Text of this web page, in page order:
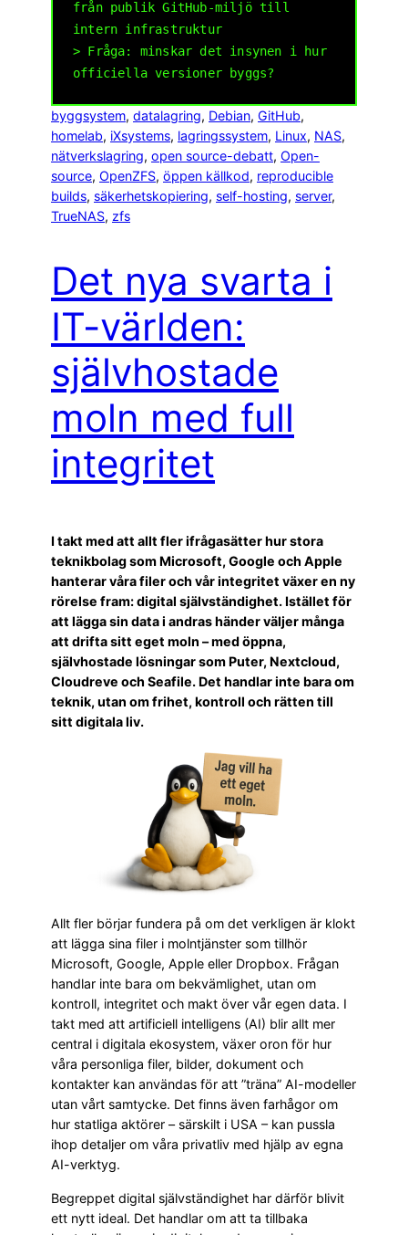
från publik GitHub-miljö till
intern infrastruktur
> Fråga: minskar det insynen i hur
byggsystem, datalagring, Debian, GitHub
homelab, iXsystems, lagringssystem, Linux, NAS
nätverkslagring, open source-debatt, Open-
source, OpenZFS, öppen källkod, reproducible
builds, säkerhetskopiering, self-hosting, server
TrueNAS, zfs
Det nya svarta i
IT-världen:
självhostade
moln med full
integritet
I takt med att allt fler ifrågasätter hur stora
teknikbolag som Microsoft, Google och Apple
hanterar våra filer och vår integritet växer en ny
rörelse fram: digital självständighet. Istället för
att lägga sin data i andras händer väljer många
att drifta sitt eget moln – med öppna,
självhostade lösningar som Puter, Nextcloud,
Cloudreve och Seafile. Det handlar inte bara om
teknik, utan om frihet, kontroll och rätten till
sitt digitala liv.
Allt fler börjar fundera på om det verkligen är klokt
att lägga sina filer i molntjänster som tillhör
Microsoft, Google, Apple eller Dropbox. Frågan
handlar inte bara om bekvämlighet, utan om
kontroll, integritet och makt över vår egen data. I
takt med att artificiell intelligens (AI) blir allt mer
central i digitala ekosystem, växer oron för hur
våra personliga filer, bilder, dokument och
kontakter kan användas för att ”träna” AI-modeller
utan vårt samtycke. Det finns även farhågor om
hur statliga aktörer – särskilt i USA – kan pussla
ihop detaljer om våra privatliv med hjälp av egna
AI-verktyg.
Begreppet digital självständighet har därför blivit
ett nytt ideal. Det handlar om att ta tillbaka